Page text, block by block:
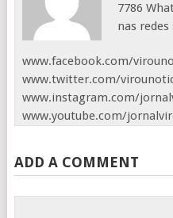
7786
nas redes
www.facebook.com/
www.twitter.com/
www.instagram.com/
www.youtube.com/
ADD A COMMENT